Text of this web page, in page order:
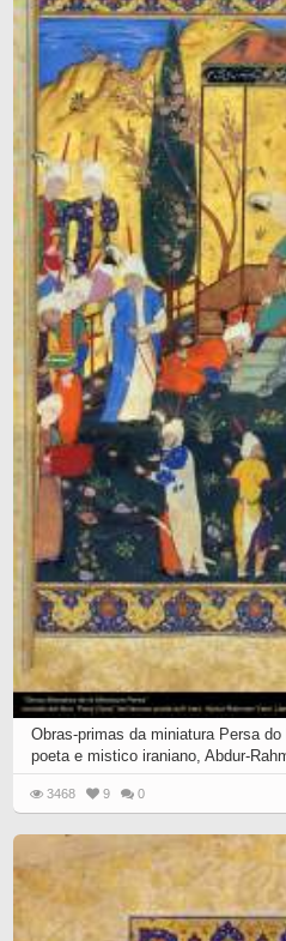
Obras-primas da miniatura Persa
poeta e mistico iraniano, Abdur-
3468 9 0